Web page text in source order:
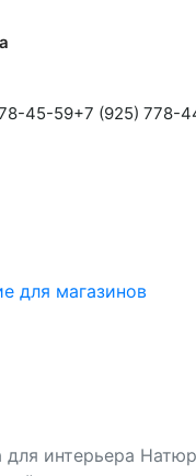
45-59+7 (925) 778-
для магазинов
для интерьера